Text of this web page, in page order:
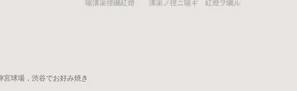
喘溝渠徑矚紅燈 溝渠ノ徑ニ喘ギ 紅燈ヲ矚ル
宮球場，渋谷でお好み焼き